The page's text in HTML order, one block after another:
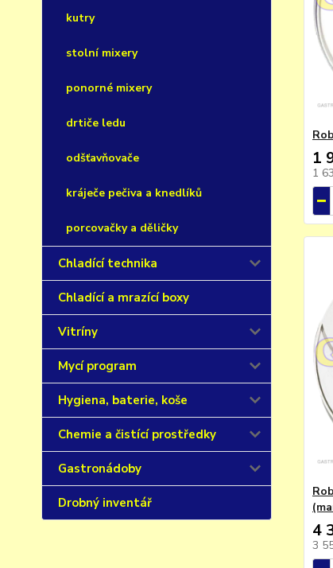
kutry
stolní mixery
ponorné mixery
drtiče ledu
odšťavňovače
kráječe pečiva a knedlíků
porcovačky a děličky
Chladící technika
Chladící a mrazící boxy
Vitríny
Mycí program
Hygiena, baterie, koše
Chemie a čistící prostředky
Gastronádoby
Drobný inventář
1
1
4
3